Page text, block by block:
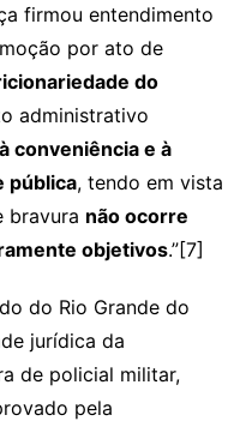
firmou entendimento
por ato de
do
administrativo
conveniência e à
pública, tendo em vista
bravura não ocorre
objetivos.”[7]
do Rio Grande do
jurídica da
de policial militar,
pela